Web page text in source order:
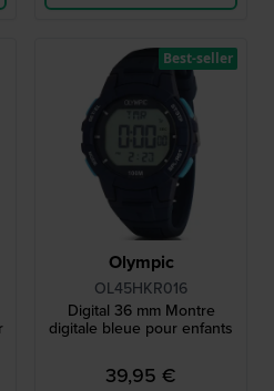
Olympic
OL45HKR016
Digital 36 mm Montre
digitale bleue pour enfants
39,95 €
Best-seller